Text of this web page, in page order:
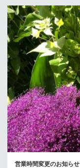
営業時間変更のお知らせ